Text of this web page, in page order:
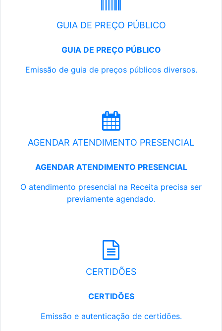
GUIA DE PREÇO PÚBLICO
GUIA DE PREÇO PÚBLICO
Emissão de guia de preços públicos diversos.
AGENDAR ATENDIMENTO PRESENCIAL
AGENDAR ATENDIMENTO PRESENCIAL
O atendimento presencial na Receita precisa ser
previamente agendado.
CERTIDÕES
CERTIDÕES
Emissão e autenticação de certidões.